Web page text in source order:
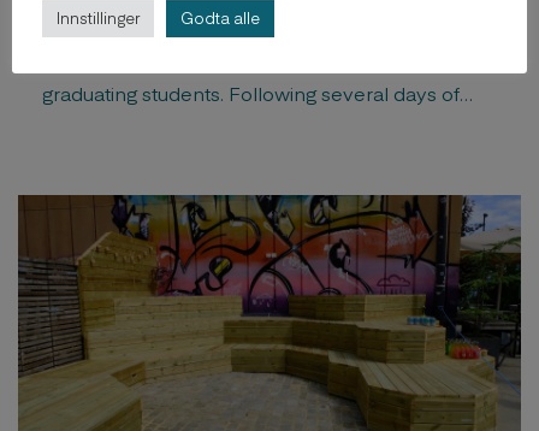
of Architecture (BAS) have now concluded,
graduating students. Following several days of
final diploma examinations and are graduating
with a Master of Architecture degree. The
examination took place from 26. – 30. […]
Innstillinger Godta alle